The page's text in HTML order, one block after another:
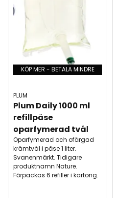
KÖP MER - BETALA MINDRE
PLUM
Plum Daily 1000 ml
refillpåse
oparfymerad tvål
Oparfymerad och ofärgad
krämtvål i påse 1 liter.
Svanenmärkt. Tidigare
produktnamn Nature.
Förpackas 6 refiller i kartong.